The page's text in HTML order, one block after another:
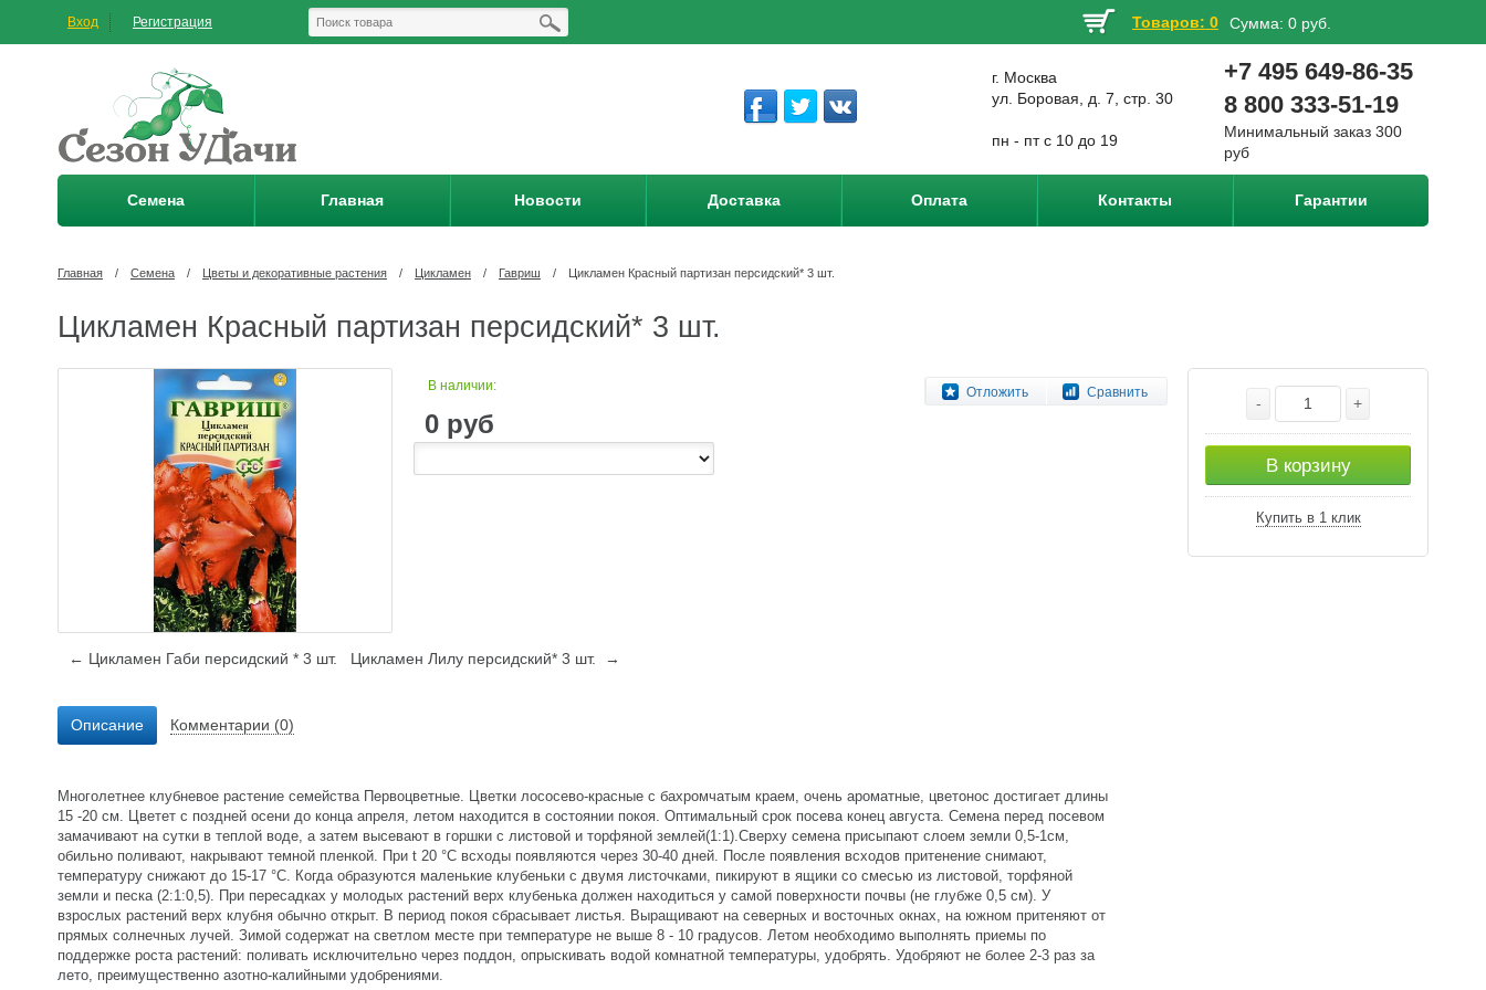
Вход Регистрация Товаров: 0 Сумма: 0 руб.
г. Москва
ул. Боровая, д. 7, стр. 30
пн - пт с 10 до 19
+7 495 649-86-35
8 800 333-51-19
Минимальный заказ 300
руб
Семена Главная Новости Доставка Оплата Контакты Гарантии
Главная / Семена / Цветы и декоративные растения / Цикламен / Гавриш / Цикламен Красный партизан персидский* 3 шт.
Цикламен Красный партизан персидский* 3 шт.
Отложить Сравнить
В наличии:
0 руб
- +
В корзину
Купить в 1 клик
← Цикламен Габи персидский * 3 шт. Цикламен Лилу персидский* 3 шт. →
Описание Комментарии (0)
Многолетнее клубневое растение семейства Первоцветные. Цветки лососево-красные с бахромчатым краем, очень ароматные, цветонос достигает длины
15 -20 см. Цветет с поздней осени до конца апреля, летом находится в состоянии покоя. Оптимальный срок посева конец августа. Семена перед посевом
замачивают на сутки в теплой воде, а затем высевают в горшки с листовой и торфяной землей(1:1).Сверху семена присыпают слоем земли 0,5-1см,
обильно поливают, накрывают темной пленкой. При t 20 °C всходы появляются через 30-40 дней. После появления всходов притенение снимают,
температуру снижают до 15-17 °C. Когда образуются маленькие клубеньки с двумя листочками, пикируют в ящики со смесью из листовой, торфяной
земли и песка (2:1:0,5). При пересадках у молодых растений верх клубенька должен находиться у самой поверхности почвы (не глубже 0,5 см). У
взрослых растений верх клубня обычно открыт. В период покоя сбрасывает листья. Выращивают на северных и восточных окнах, на южном притеняют от
прямых солнечных лучей. Зимой содержат на светлом месте при температуре не выше 8 - 10 градусов. Летом необходимо выполнять приемы по
поддержке роста растений: поливать исключительно через поддон, опрыскивать водой комнатной температуры, удобрять. Удобряют не более 2-3 раз за
лето, преимущественно азотно-калийными удобрениями.